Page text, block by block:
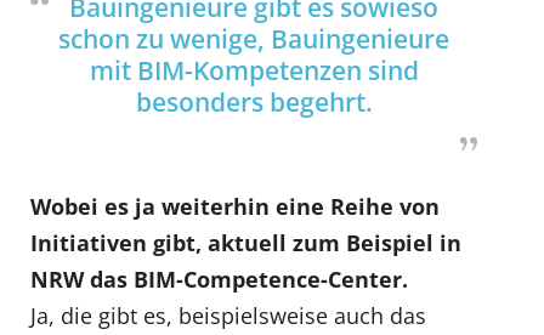
Bauingenieure gibt es sowieso
schon zu wenige, Bauingenieure
mit BIM-Kompetenzen sind
besonders begehrt.
Wobei es ja weiterhin eine Reihe von
Initiativen gibt, aktuell zum Beispiel in
NRW das BIM-Competence-Center.
Ja, die gibt es, beispielsweise auch das